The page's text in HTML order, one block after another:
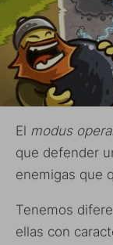
El modus
que defender
enemigas que
Tenemos
ellas con